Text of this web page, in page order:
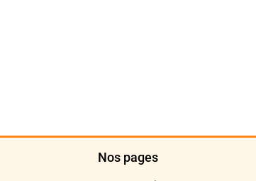
Nos pages